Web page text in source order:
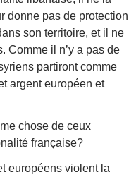
donne pas de protection
son territoire, et il ne
Comme il n’y a pas de
partiront comme
argent européen et
chose de ceux
française?
européens violent la